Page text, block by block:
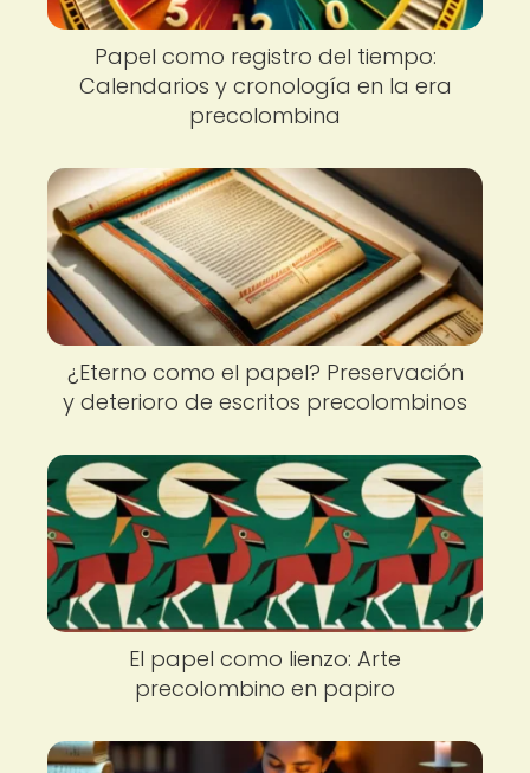
Papel como registro del tiempo:
Calendarios y cronología en la era
precolombina
¿Eterno como el papel? Preservación
y deterioro de escritos precolombinos
El papel como lienzo: Arte
precolombino en papiro